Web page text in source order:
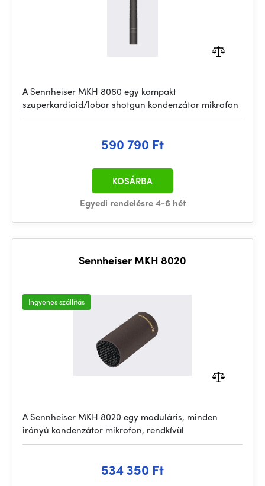
A Sennheiser MKH 8060 egy kompakt
szuperkardioid/lobar shotgun kondenzátor mikrofon
590 790 Ft
Egyedi rendelésre 4-6 hét
KOSÁRBA
Sennheiser MKH 8020
Ingyenes szállítás
A Sennheiser MKH 8020 egy moduláris, minden
irányú kondenzátor mikrofon, rendkívül
534 350 Ft